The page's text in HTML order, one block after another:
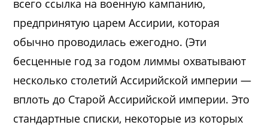
всего ссылка на военную кампанию,
предпринятую царем Ассирии, которая
обычно проводилась ежегодно. (Эти
бесценные год за годом лиммы охватывают
несколько столетий Ассирийской империи —
вплоть до Старой Ассирийской империи. Это
стандартные списки, некоторые из которых